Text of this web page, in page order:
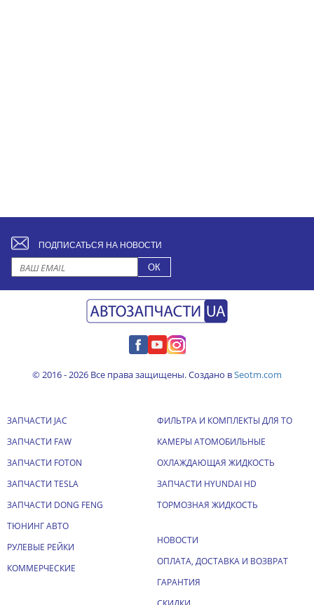
ПОДПИСАТЬСЯ НА НОВОСТИ
© 2016 - 2026 Все права защищены. Создано вSeotm.com
ЗАПЧАСТИ JAC
ЗАПЧАСТИ FAW
ЗАПЧАСТИ FOTON
ЗАПЧАСТИ TESLA
ЗАПЧАСТИ DONG FENG
ТЮНИНГ АВТО
РУЛЕВЫЕ РЕЙКИ
КОММЕРЧЕСКИЕ
ФИЛЬТРА И КОМПЛЕКТЫ ДЛЯ ТО
КАМЕРЫ АТОМОБИЛЬНЫЕ
ОХЛАЖДАЮЩАЯ ЖИДКОСТЬ
ЗАПЧАСТИ HYUNDAI HD
ТОРМОЗНАЯ ЖИДКОСТЬ
НОВОСТИ
ОПЛАТА, ДОСТАВКА И ВОЗВРАТ
ГАРАНТИЯ